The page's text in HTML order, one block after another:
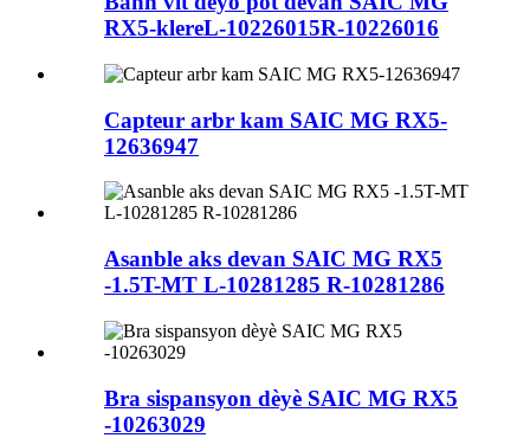
RX5-klereL-10226015R-10226016
Capteur arbr kam SAIC MG RX5-
12636947
Asanble aks devan SAIC MG RX5
-1.5T-MT L-10281285 R-10281286
Bra sispansyon dèyè SAIC MG RX5
-10263029